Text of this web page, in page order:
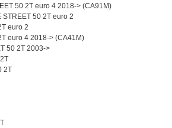
50 2T euro 4 2018-> (CA91M)
STREET 50 2T euro 2
euro 2
euro 4 2018-> (CA41M)
50 2T 2003->
2T